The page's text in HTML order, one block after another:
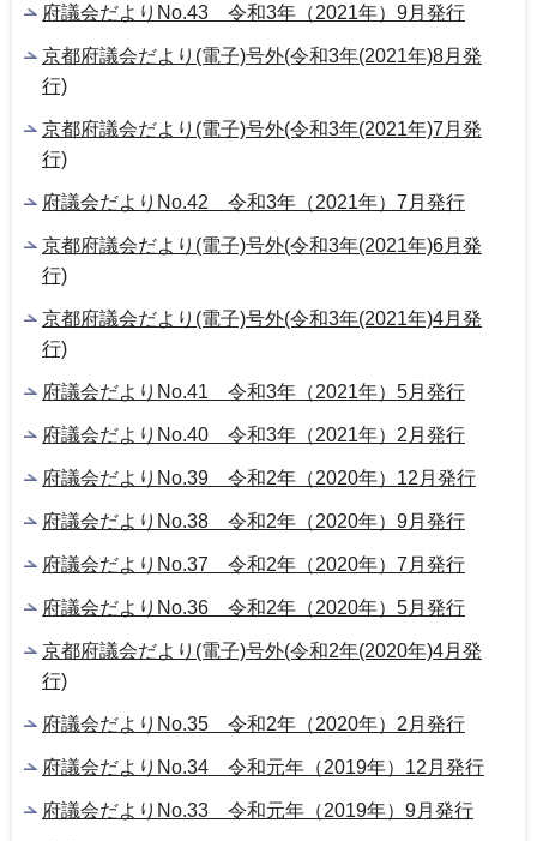
府議会だよりNo.43 令和3年（2021年）9月発行
京都府議会だより(電子)号外(令和3年(2021年)8月発
行)
京都府議会だより(電子)号外(令和3年(2021年)7月発
行)
府議会だよりNo.42 令和3年（2021年）7月発行
京都府議会だより(電子)号外(令和3年(2021年)6月発
行)
京都府議会だより(電子)号外(令和3年(2021年)4月発
行)
府議会だよりNo.41 令和3年（2021年）5月発行
府議会だよりNo.40 令和3年（2021年）2月発行
府議会だよりNo.39 令和2年（2020年）12月発行
府議会だよりNo.38 令和2年（2020年）9月発行
府議会だよりNo.37 令和2年（2020年）7月発行
府議会だよりNo.36 令和2年（2020年）5月発行
京都府議会だより(電子)号外(令和2年(2020年)4月発
行)
府議会だよりNo.35 令和2年（2020年）2月発行
府議会だよりNo.34 令和元年（2019年）12月発行
府議会だよりNo.33 令和元年（2019年）9月発行